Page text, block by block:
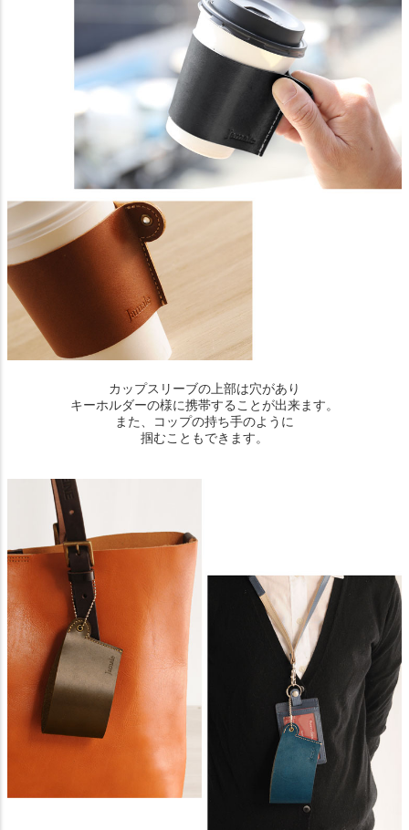
カップスリーブの上部は穴があり
キーホルダーの様に携帯することが出来ます。
また、コップの持ち手のように
掴むこともできます。